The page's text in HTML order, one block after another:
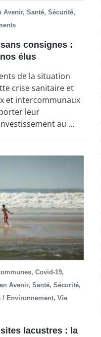
Avenir, Santé, Sécurité,
consignes :
élus
de la situation
crise sanitaire et
et intercommunaux
leur
au …
, Covid-19,
Avenir, Santé, Sécurité,
/ Environnement, Vie
lacustres : la